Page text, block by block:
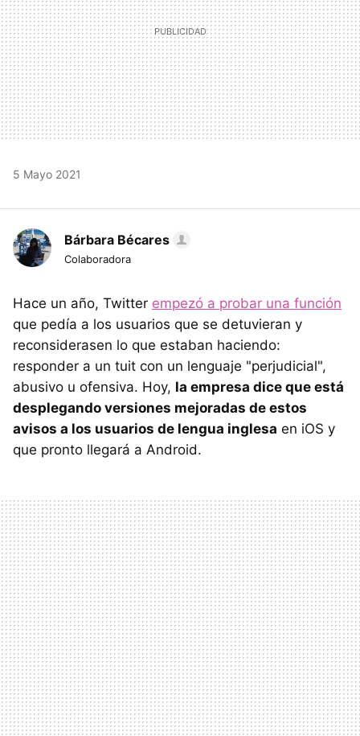
5 Mayo 2021
Bárbara Bécares
Colaboradora
Hace un año, Twitter empezó a probar una función
que pedía a los usuarios que se detuvieran y
reconsiderasen lo que estaban haciendo:
responder a un tuit con un lenguaje "perjudicial",
abusivo u ofensiva. Hoy, la empresa dice que está
desplegando versiones mejoradas de estos
avisos a los usuarios de lengua inglesa en iOS y
que pronto llegará a Android.